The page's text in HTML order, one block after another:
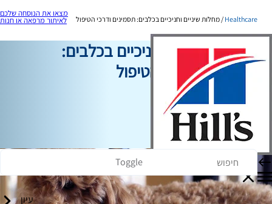
מצאו את הנוסחה שלכם
לאיתור מרפאה או חנות
Toggle
עיון
Healthcare מחלות שיניים וחניכיים בכלבים: תסמינים ודרכי הטיפול
מחלות שיניים וחניכיים בכלבים:
תסמינים ודרכי הטיפול
תמיכה בבריאות
כותב צוות
27 בפברואר, 2025